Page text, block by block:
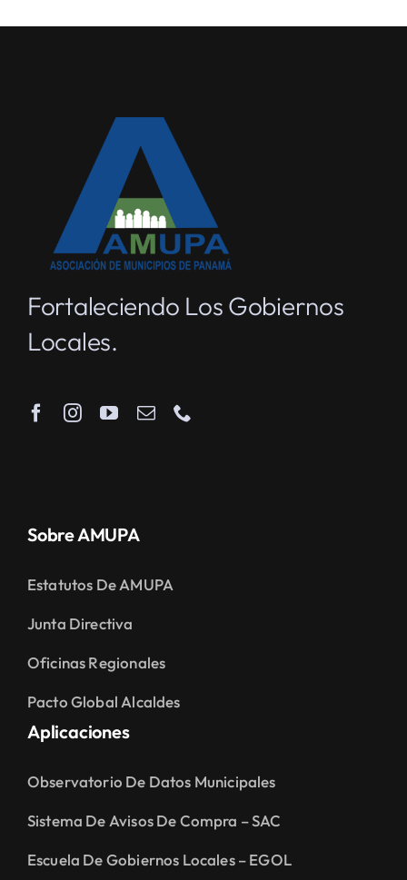
Fortaleciendo Los Gobiernos
Locales.
Sobre AMUPA
Estatutos De AMUPA
Junta Directiva
Oficinas Regionales
Pacto Global Alcaldes
Aplicaciones
Observatorio De Datos Municipales
Sistema De Avisos De Compra – SAC
Escuela De Gobiernos Locales – EGOL